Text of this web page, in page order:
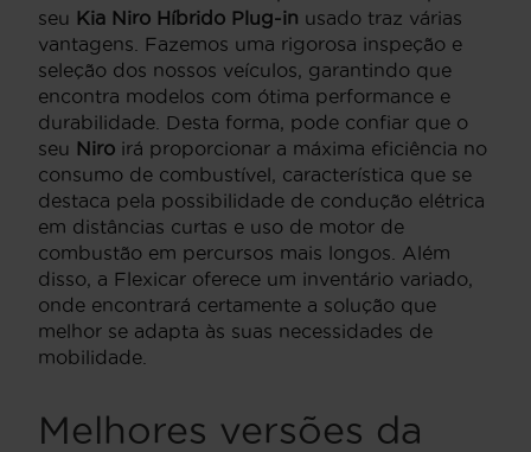
seu Kia Niro Híbrido Plug-in usado traz várias
vantagens. Fazemos uma rigorosa inspeção e
seleção dos nossos veículos, garantindo que
encontra modelos com ótima performance e
durabilidade. Desta forma, pode confiar que o
seu Niro irá proporcionar a máxima eficiência no
consumo de combustível, característica que se
destaca pela possibilidade de condução elétrica
em distâncias curtas e uso de motor de
combustão em percursos mais longos. Além
disso, a Flexicar oferece um inventário variado,
onde encontrará certamente a solução que
melhor se adapta às suas necessidades de
mobilidade.
Melhores versões da